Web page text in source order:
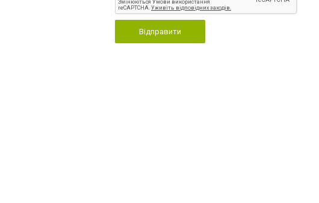
Відправити